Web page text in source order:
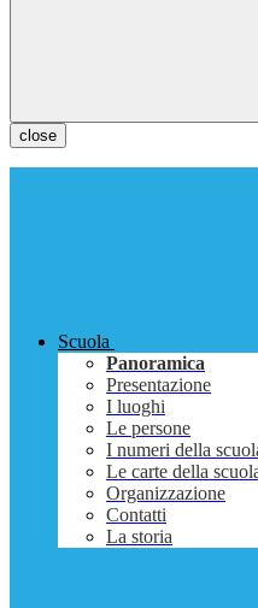
close
Scuola
Panoramica
Presentazione
I luoghi
Le persone
I numeri della
Le carte della
Organizzazione
Contatti
La storia